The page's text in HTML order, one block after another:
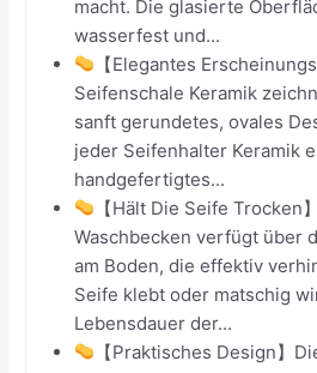
macht. Die glasierte
wasserfest und...
【Elegantes
Seifenschale Keramik
sanft gerundetes, ovales
jeder Seifenhalter Keramik
handgefertigtes...
【Hält Die Seife Trocken
Waschbecken verfügt über
am Boden, die effektiv
Seife klebt oder matschig
Lebensdauer der...
【Praktisches Design】